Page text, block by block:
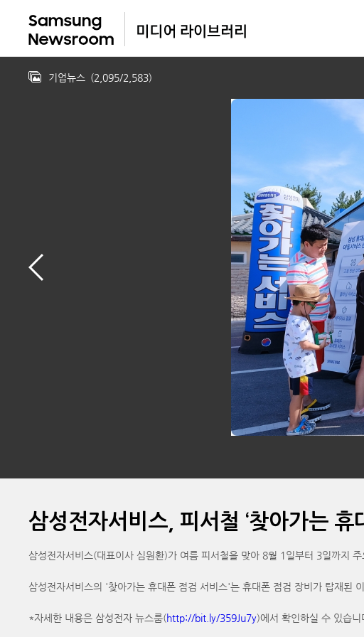
기업뉴스 (2,095/2,583)
삼성전자서비스, 피서철 ‘찾아가는 휴
삼성전자서비스(대표이사 심원환)가 여름 피서철을 맞아 8월 1일부터 3일까지
삼성전자서비스의 '찾아가는 휴대폰 점검 서비스'는 휴대폰 점검 장비가 탑재된
*자세한 내용은 삼성전자 뉴스룸(http://bit.ly/359Ju7y)에서 확인하실 수 있습니